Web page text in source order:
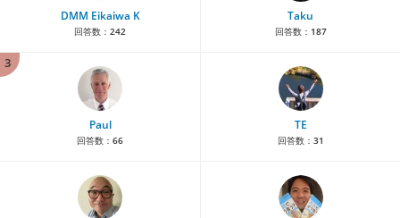
DMM Eikaiwa K
回答数： 242
Taku
回答数： 187
3
Paul
回答数： 66
TE
回答数： 31